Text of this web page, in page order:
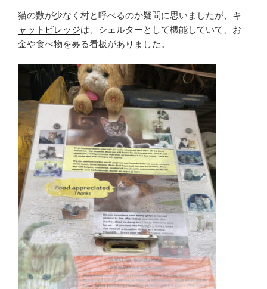
猫の数が少なく村と呼べるのか疑問に思いましたが、 キ
ャットビレッジは、シェルターとして機能していて、お
金や食べ物を募る看板がありました。